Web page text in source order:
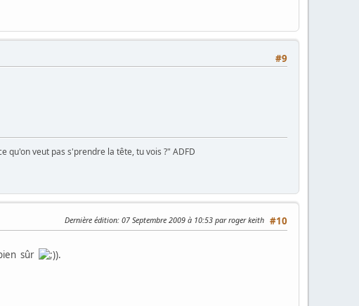
#9
qu'on veut pas s'prendre la tête, tu vois ?" ADFD
#10
Dernière édition: 07 Septembre 2009 à 10:53 par roger keith
sûr ).